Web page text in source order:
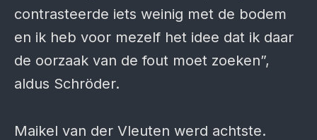
contrasteerde iets weinig met de bodem
en ik heb voor mezelf het idee dat ik daar
de oorzaak van de fout moet zoeken”,
aldus Schröder.
Maikel van der Vleuten werd achtste.